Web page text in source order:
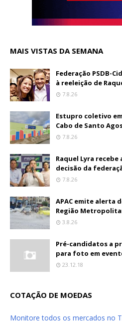
MAIS VISTAS DA SEMANA
Federação PSDB-
à reeleição de
7.8.26
Estupro coletivo
Cabo de Santo
7.8.26
Raquel Lyra recebe
decisão da
7.8.26
APAC emite alerta
Região
3.8.26
Pré-candidatos a
para foto em
23.12.18
COTAÇÃO DE MOEDAS
Monitore todos os mercados no